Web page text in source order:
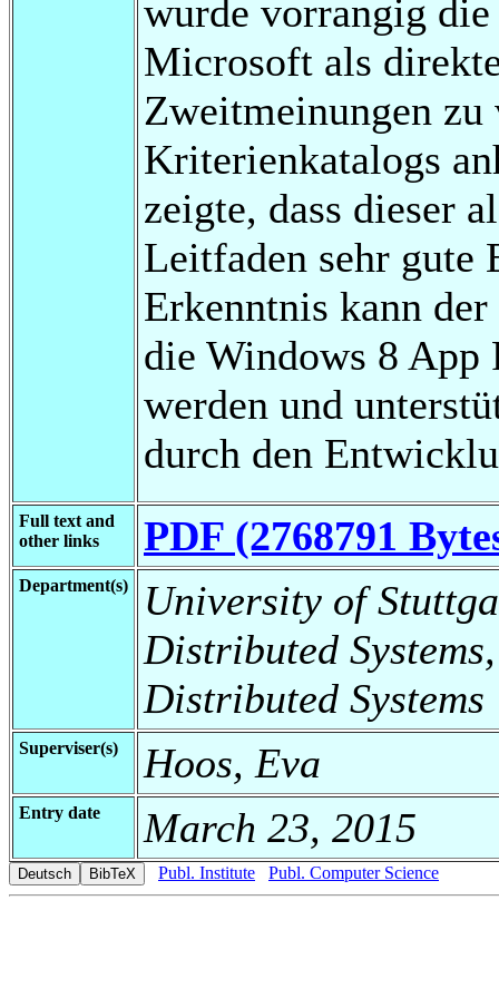
wurde vorrangig
Microsoft als
Zweitmeinungen
Kriterienkatalogs
zeigte, dass dieser
Leitfaden sehr gute
Erkenntnis kann
die Windows 8 App
werden und
durch den
Full text and
other links
PDF (2768791
Department(s)
University of
Distributed
Distributed Systems
Superviser(s) Hoos, Eva
Entry date March 23, 2015
Publ. Institute Publ. Computer Science